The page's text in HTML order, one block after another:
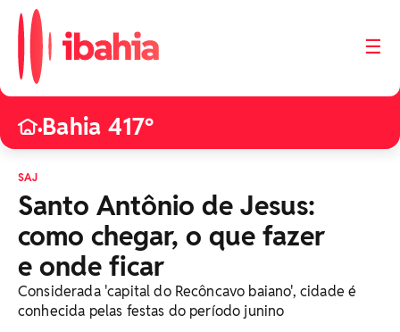
☰
•Bahia 417º
SAJ
Santo Antônio de Jesus:
como chegar, o que fazer
e onde ficar
Considerada 'capital do Recôncavo baiano', cidade é
conhecida pelas festas do período junino